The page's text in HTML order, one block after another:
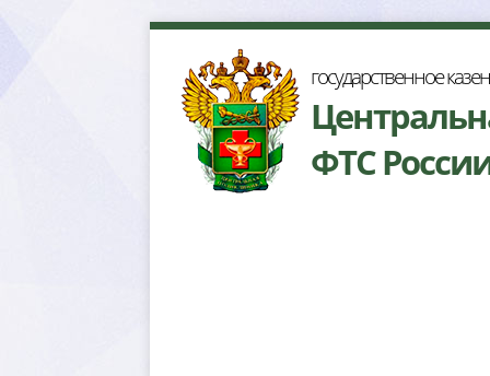
осударственное
ФТС